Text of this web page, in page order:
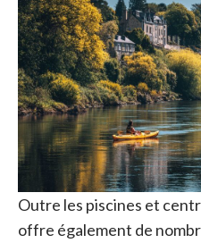
Outre les piscines et
offre également de